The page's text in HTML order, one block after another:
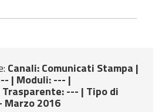
Canali: Comunicati Stampa |
| Moduli: --- |
: --- | Tipo di
Marzo 2016